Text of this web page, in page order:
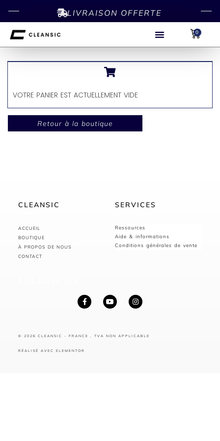
LIVRAISON OFFERTE
0
VOTRE PANIER EST ACTUELLEMENT VIDE
Retour à la boutique
CLEANSIC
ACCUEIL
BOUTIQUE
À PROPOS DE NOUS
CONTACT
SERVICES
Ressources
Aide & informations
Conditions générales de vente
© 2026 CLEANSIC - FRANCE , TVA NON APPLICABLE
RÉALISÉ AVEC ELEMENTOR